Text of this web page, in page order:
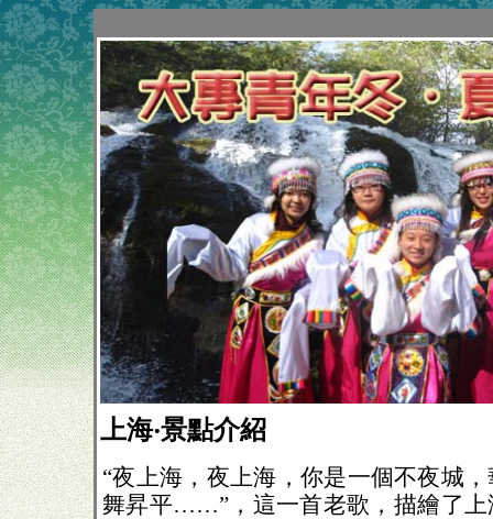
上海‧景點介紹
“夜上海，夜上海，你是一個不夜城
舞昇平……”，這一首老歌，描繪了上